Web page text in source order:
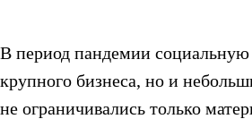
В период пандемии социальную
крупного бизнеса, но и
не ограничивались только